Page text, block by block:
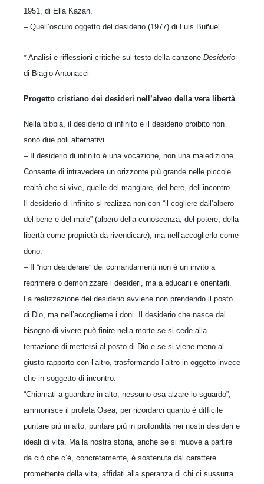
1951, di Elia Kazan.
– Quell’oscuro oggetto del desiderio (1977) di Luis Buñuel.
* Analisi e riflessioni critiche sul testo della canzone Desiderio
di Biagio Antonacci
Progetto cristiano dei desideri nell’alveo della vera libertà
Nella bibbia, il desiderio di infinito e il desiderio proibito non
sono due poli alternativi.
– Il desiderio di infinito è una vocazione, non una maledizione.
Consente di intravedere un orizzonte più grande nelle piccole
realtà che si vive, quelle del mangiare, del bere, dell’incontro...
Il desiderio di infinito si realizza non con “il cogliere dall’albero
del bene e del male” (albero della conoscenza, del potere, della
libertà come proprietà da rivendicare), ma nell’accoglierlo come
dono.
– Il “non desiderare” dei comandamenti non è un invito a
reprimere o demonizzare i desideri, ma a educarli e orientarli.
La realizzazione del desiderio avviene non prendendo il posto
di Dio, ma nell’accoglierne i doni. Il desiderio che nasce dal
bisogno di vivere può finire nella morte se si cede alla
tentazione di mettersi al posto di Dio e se si viene meno al
giusto rapporto con l’altro, trasformando l’altro in oggetto invece
che in soggetto di incontro.
“Chiamati a guardare in alto, nessuno osa alzare lo sguardo”,
ammonisce il profeta Osea, per ricordarci quanto è difficile
puntare più in alto, puntare più in profondità nei nostri desideri e
ideali di vita. Ma la nostra storia, anche se si muove a partire
da ciò che c’è, concretamente, è sostenuta dal carattere
promettente della vita, affidati alla speranza di chi ci sussurra